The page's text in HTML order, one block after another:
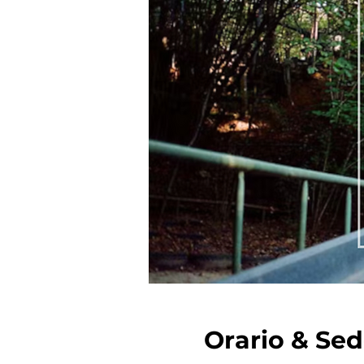
Orario &